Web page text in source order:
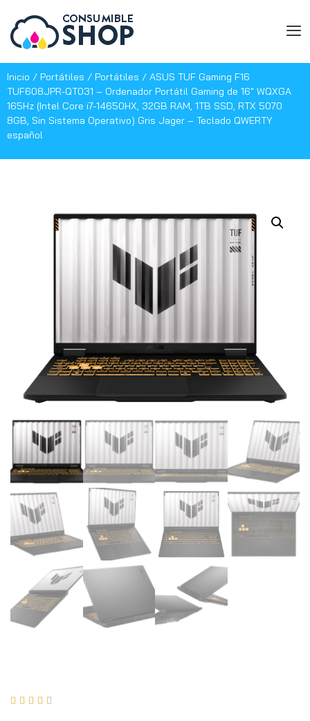
Inicio / Portátiles / Portátiles / ASUS TUF Gaming F16
TUF608JPR-QT031 – Ordenador Portátil Gaming de 16″ WQXGA
165Hz (Intel Core i7-14650HX, 32GB RAM, 1TB SSD, RTX 5070
8GB, Sin Sistema Operativo) Gris Jager – Teclado QWERTY
español
    